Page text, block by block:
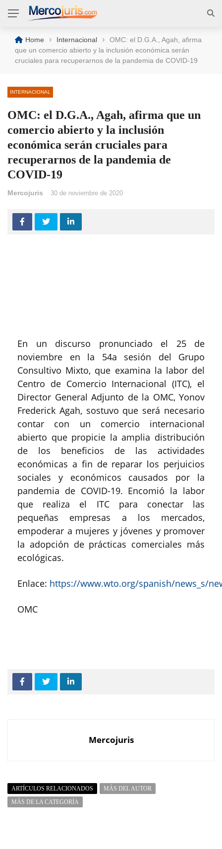
Home › Internacional ›
OMC: el D.G.A., Agah, afirma
que un comercio abierto y la inclusión económica serán
cruciales para recuperarnos de la pandemia de COVID-19
INTERNACIONAL
OMC: el D.G.A., Agah, afirma que un
comercio abierto y la inclusión
económica serán cruciales para
recuperarnos de la pandemia de
COVID-19
Mercojuris 30 de noviembre de 2020
En un discurso pronunciado el 25 de
noviembre en la 54a sesión del Grupo
Consultivo Mixto, que examina la labor del
Centro de Comercio Internacional (ITC), el
Director General Adjunto de la OMC, Yonov
Frederick Agah, sostuvo que será necesario
contar con un comercio internacional
abierto que propicie la amplia distribución
de los beneficios de las actividades
económicas a fin de reparar los perjuicios
sociales y económicos causados por la
pandemia de COVID-19. Encomió la labor
que realiza el ITC para conectar las
pequeñas empresas a los mercados,
empoderar a mujeres y jóvenes y promover
la adopción de prácticas comerciales más
ecológicas.
Enlace: https://www.wto.org/spanish/news_s/
OMC
Mercojuris
ARTÍCULOS RELACIONADOS
MÁS DEL AUTOR
MÁS DE LA CATEGORÍA